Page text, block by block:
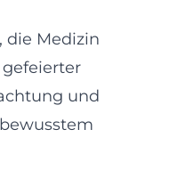
die Medizin
und